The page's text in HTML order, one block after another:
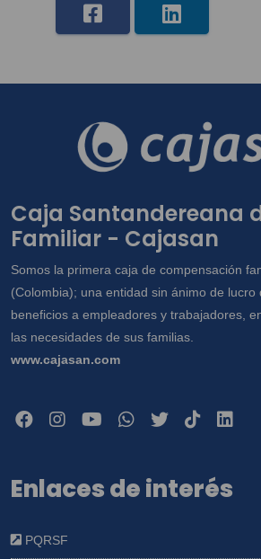
Caja Santandereana
Familiar - Cajasan
Somos la primera caja de compensación
(Colombia); una entidad sin ánimo de lucro
beneficios a empleadores y trabajadores,
las necesidades de sus familias.
www.cajasan.com
Enlaces de interés
PQRSF